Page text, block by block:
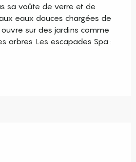
sa voûte de verre et de
eaux douces chargées de
sur des jardins comme
arbres. Les escapades Spa :